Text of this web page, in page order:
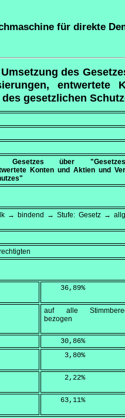
für direkte
des
entwertete
gesetzlichen
Gesetzes über
Konten und Aktien und
→ bindend → Stufe: Gesetz →
    36,89
%
auf alle
bezogen
    30,86
%
     3,80
%
     2,22
%
    63,11
%